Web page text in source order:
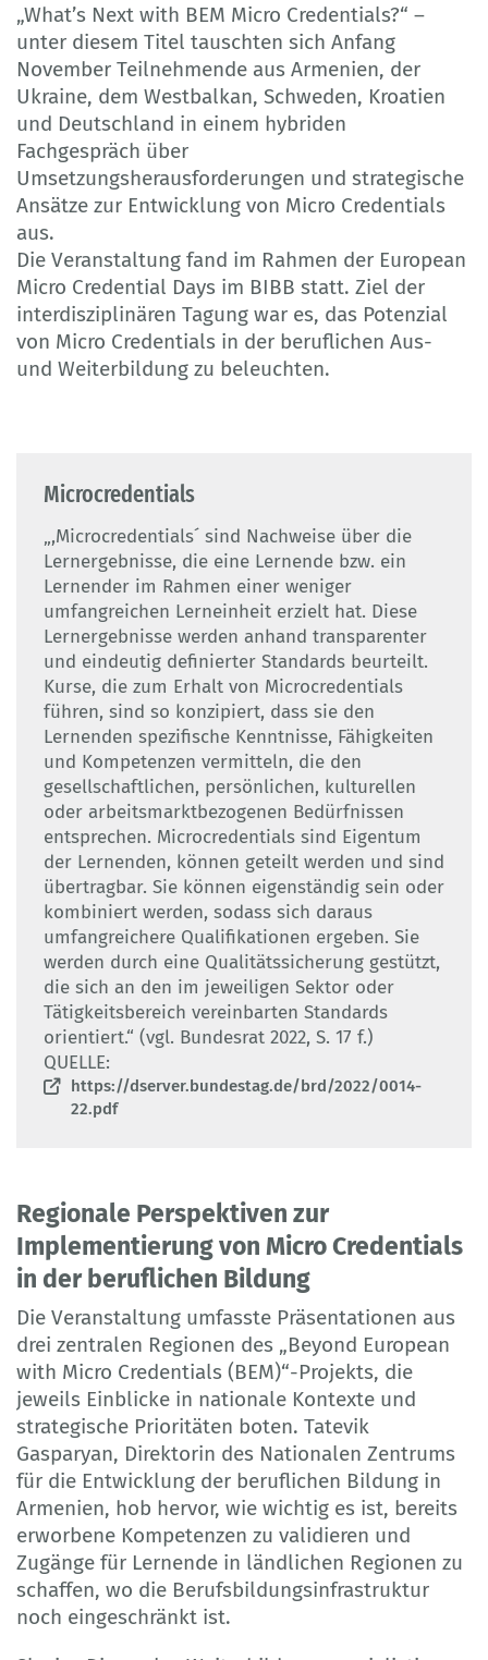
„What’s Next with BEM Micro Credentials?“ –
unter diesem Titel tauschten sich Anfang
November Teilnehmende aus Armenien, der
Ukraine, dem Westbalkan, Schweden, Kroatien
und Deutschland in einem hybriden
Fachgespräch über
Umsetzungsherausforderungen und strategische
Ansätze zur Entwicklung von Micro Credentials
aus.
Die Veranstaltung fand im Rahmen der European
Micro Credential Days im BIBB statt. Ziel der
interdisziplinären Tagung war es, das Potenzial
von Micro Credentials in der beruflichen Aus-
und Weiterbildung zu beleuchten.
Microcredentials
„,Microcredentials´ sind Nachweise über die
Lernergebnisse, die eine Lernende bzw. ein
Lernender im Rahmen einer weniger
umfangreichen Lerneinheit erzielt hat. Diese
Lernergebnisse werden anhand transparenter
und eindeutig definierter Standards beurteilt.
Kurse, die zum Erhalt von Microcredentials
führen, sind so konzipiert, dass sie den
Lernenden spezifische Kenntnisse, Fähigkeiten
und Kompetenzen vermitteln, die den
gesellschaftlichen, persönlichen, kulturellen
oder arbeitsmarktbezogenen Bedürfnissen
entsprechen. Microcredentials sind Eigentum
der Lernenden, können geteilt werden und sind
übertragbar. Sie können eigenständig sein oder
kombiniert werden, sodass sich daraus
umfangreichere Qualifikationen ergeben. Sie
werden durch eine Qualitätssicherung gestützt,
die sich an den im jeweiligen Sektor oder
Tätigkeitsbereich vereinbarten Standards
orientiert.“ (vgl. Bundesrat 2022, S. 17 f.)
QUELLE:
https://dserver.bundestag.de/brd/2022/0014-
22.pdf
Regionale Perspektiven zur
Implementierung von Micro Credentials
in der beruflichen Bildung
Die Veranstaltung umfasste Präsentationen aus
drei zentralen Regionen des „Beyond European
with Micro Credentials (BEM)“-Projekts, die
jeweils Einblicke in nationale Kontexte und
strategische Prioritäten boten. Tatevik
Gasparyan, Direktorin des Nationalen Zentrums
für die Entwicklung der beruflichen Bildung in
Armenien, hob hervor, wie wichtig es ist, bereits
erworbene Kompetenzen zu validieren und
Zugänge für Lernende in ländlichen Regionen zu
schaffen, wo die Berufsbildungsinfrastruktur
noch eingeschränkt ist.